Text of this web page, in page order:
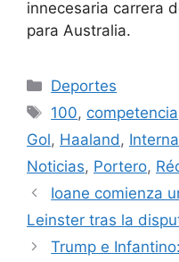
innecesaria carrera
para Australia.
Categorías
Deportes
Etiquetas
100, competencia
Gol, Haaland ,
Noticias, Portero,
Ioane comienza
Leinster tras la
Trump e